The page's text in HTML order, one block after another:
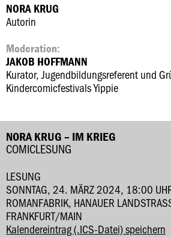
NORA KRUG
Autorin
Moderation:
JAKOB HOFFMANN
Kurator, Jugendbildungsreferent und
Kindercomicfestivals Yippie
NORA KRUG – IM KRIEG
COMICLESUNG
LESUNG
SONNTAG, 24. MÄRZ 2024, 18:00
ROMANFABRIK, HANAUER
RANKFURT/MAIN
Kalendereintrag (.ICS-Datei) speichern